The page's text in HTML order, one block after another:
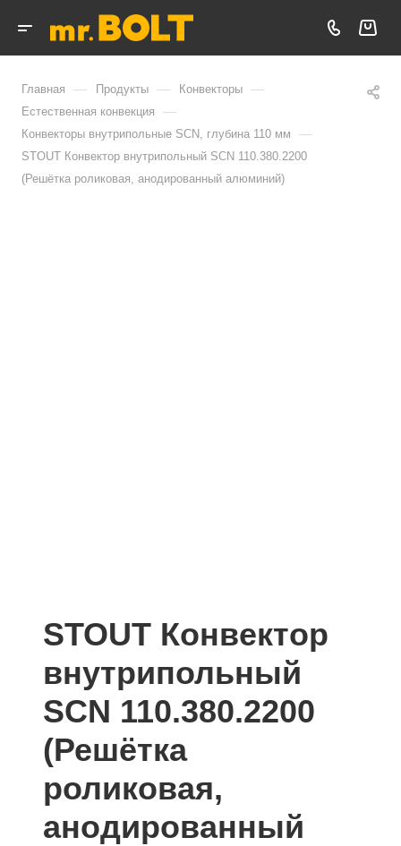
Главная — Продукты — Конвекторы —
Естественная конвекция —
Конвекторы внутрипольные SCN, глубина 110 мм —
STOUT Конвектор внутрипольный SCN 110.380.2200
(Решётка роликовая, анодированный алюминий)
STOUT Конвектор
внутрипольный
SCN 110.380.2200
(Решётка
роликовая,
анодированный